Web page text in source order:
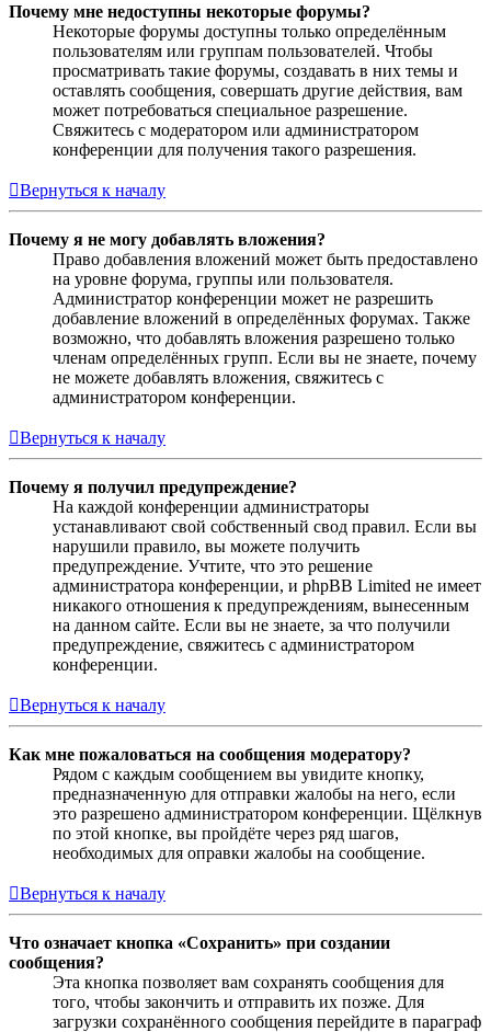
Почему мне недоступны некоторые форумы?
Некоторые форумы доступны только определённым
пользователям или группам пользователей. Чтобы
просматривать такие форумы, создавать в них темы и
оставлять сообщения, совершать другие действия, вам
может потребоваться специальное разрешение.
Свяжитесь с модератором или администратором
конференции для получения такого разрешения.
Вернуться к началу
Почему я не могу добавлять вложения?
Право добавления вложений может быть предоставлено
на уровне форума, группы или пользователя.
Администратор конференции может не разрешить
добавление вложений в определённых форумах. Также
возможно, что добавлять вложения разрешено только
членам определённых групп. Если вы не знаете, почему
не можете добавлять вложения, свяжитесь с
администратором конференции.
Вернуться к началу
Почему я получил предупреждение?
На каждой конференции администраторы
устанавливают свой собственный свод правил. Если вы
нарушили правило, вы можете получить
предупреждение. Учтите, что это решение
администратора конференции, и phpBB Limited не имеет
никакого отношения к предупреждениям, вынесенным
на данном сайте. Если вы не знаете, за что получили
предупреждение, свяжитесь с администратором
конференции.
Вернуться к началу
Как мне пожаловаться на сообщения модератору?
Рядом с каждым сообщением вы увидите кнопку,
предназначенную для отправки жалобы на него, если
это разрешено администратором конференции. Щёлкнув
по этой кнопке, вы пройдёте через ряд шагов,
необходимых для оправки жалобы на сообщение.
Вернуться к началу
Что означает кнопка «Сохранить» при создании
сообщения?
Эта кнопка позволяет вам сохранять сообщения для
того, чтобы закончить и отправить их позже. Для
загрузки сохранённого сообщения перейдите в параграф